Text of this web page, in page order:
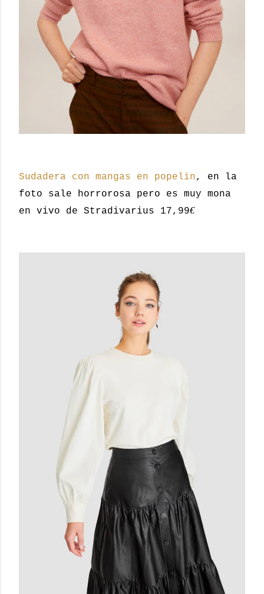
Sudadera con mangas en popelin, en la
foto sale horrorosa pero es muy mona
en vivo de Stradivarius 17,99€